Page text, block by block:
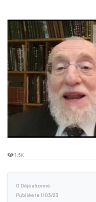
1.6K
0 Déjà abonné
Publiée le 1/03/23